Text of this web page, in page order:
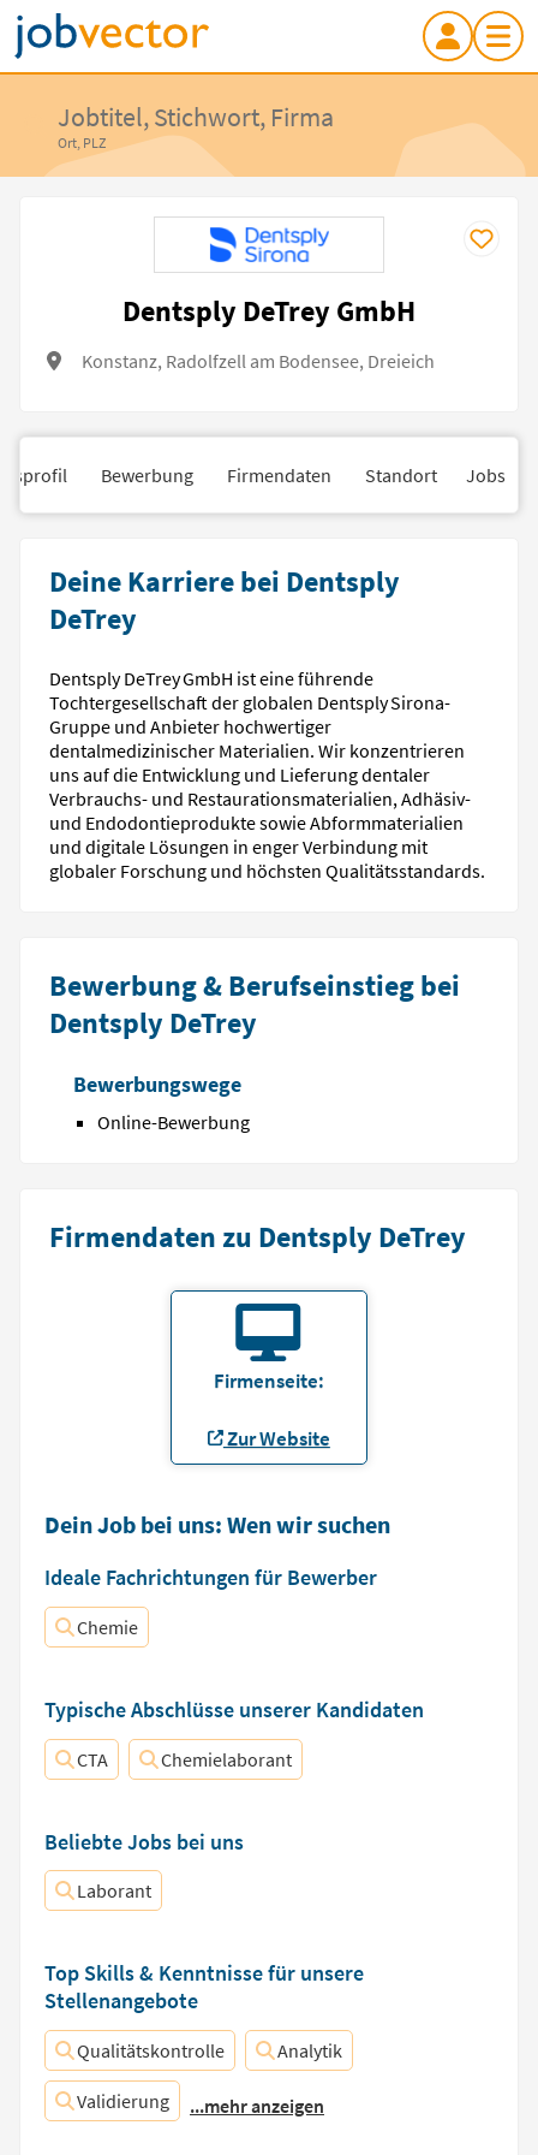
Jobtitel, Stichwort, Firma
Ort, PLZ
Dentsply DeTrey GmbH
Konstanz, Radolfzell am Bodensee, Dreieich
Bewerbung Firmendaten Standort Jobs
Deine Karriere bei Dentsply
DeTrey
Dentsply DeTrey GmbH ist eine führende
Tochtergesellschaft der globalen Dentsply Sirona-
Gruppe und Anbieter hochwertiger
dentalmedizinischer Materialien. Wir konzentrieren
uns auf die Entwicklung und Lieferung dentaler
Verbrauchs- und Restaurationsmaterialien, Adhäsiv-
und Endodontieprodukte sowie Abformmaterialien
und digitale Lösungen in enger Verbindung mit
globaler Forschung und höchsten Qualitätsstandards.
Bewerbung & Berufseinstieg bei
Dentsply DeTrey
Bewerbungswege
Online-Bewerbung
Firmendaten zu Dentsply DeTrey
Firmenseite:
Zur Website
Dein Job bei uns: Wen wir suchen
Ideale Fachrichtungen für Bewerber
Chemie
Typische Abschlüsse unserer Kandidaten
CTA Chemielaborant
Beliebte Jobs bei uns
Laborant
Top Skills & Kenntnisse für unsere
Stellenangebote
Qualitätskontrolle Analytik
Validierung ...mehr anzeigen